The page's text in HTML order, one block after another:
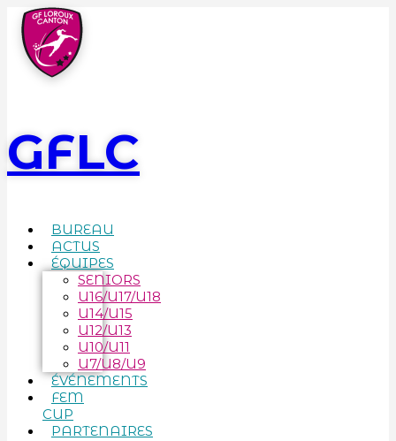
GFLC
BUREAU
ACTUS
ÉQUIPES
SENIORS
U16/U17/U18
U14/U15
U12/U13
U10/U11
U7/U8/U9
ÉVÉNEMENTS
FEM
CUP
PARTENAIRES